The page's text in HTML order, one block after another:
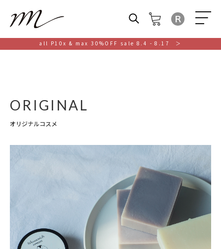
all P10x & max 30%OFF sale 8.4 - 8.17 ＞
ORIGINAL
オリジナルコスメ